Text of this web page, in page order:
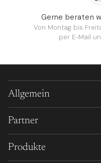
Gerne beraten
Von Montag bis
per E-Mail
Allgemein
Partner
Produkte